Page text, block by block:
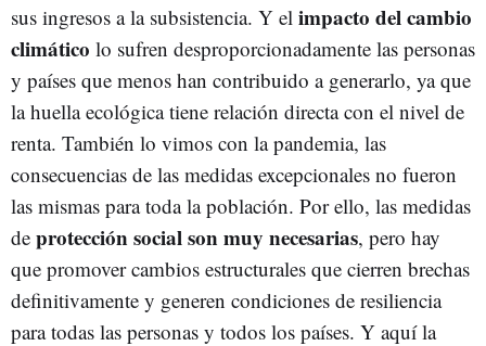
sus ingresos a la subsistencia. Y el impacto del cambio
climático lo sufren desproporcionadamente las personas
y países que menos han contribuido a generarlo, ya que
la huella ecológica tiene relación directa con el nivel de
renta. También lo vimos con la pandemia, las
consecuencias de las medidas excepcionales no fueron
las mismas para toda la población. Por ello, las medidas
de protección social son muy necesarias, pero hay
que promover cambios estructurales que cierren brechas
definitivamente y generen condiciones de resiliencia
para todas las personas y todos los países. Y aquí la